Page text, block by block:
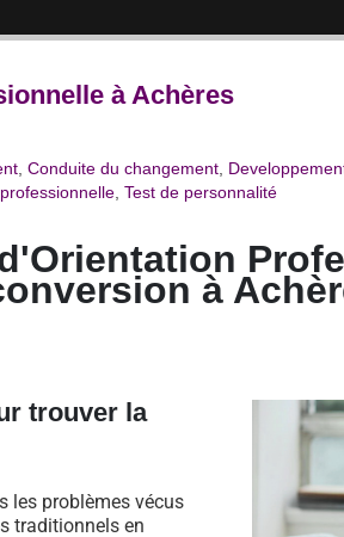
à Achères
,Conduite du changement
Test de personnalité
à
trouver la
les problèmes vécus
traditionnels en